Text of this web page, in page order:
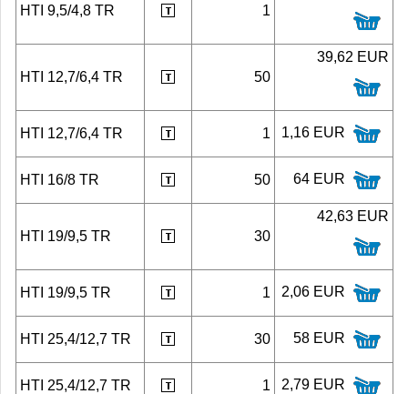
HTI 9,5/4,8 TR 1
HTI 12,7/6,4 TR 50
39,62 EUR
HTI 12,7/6,4 TR 1 1,16 EUR
HTI 16/8 TR 50 64 EUR
HTI 19/9,5 TR 30
42,63 EUR
HTI 19/9,5 TR 1 2,06 EUR
HTI 25,4/12,7 TR 30 58 EUR
HTI 25,4/12,7 TR 1 2,79 EUR